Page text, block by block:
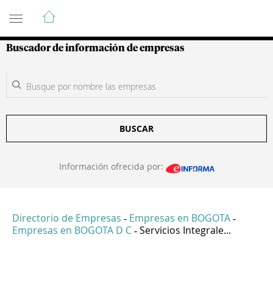
Guía de Empresas Colombianas
Buscador de información de empresas
BUSCAR
Información ofrecida por:
Directorio de Empresas - Empresas en BOGOTA -
Empresas en BOGOTA D C - Servicios Integrale...